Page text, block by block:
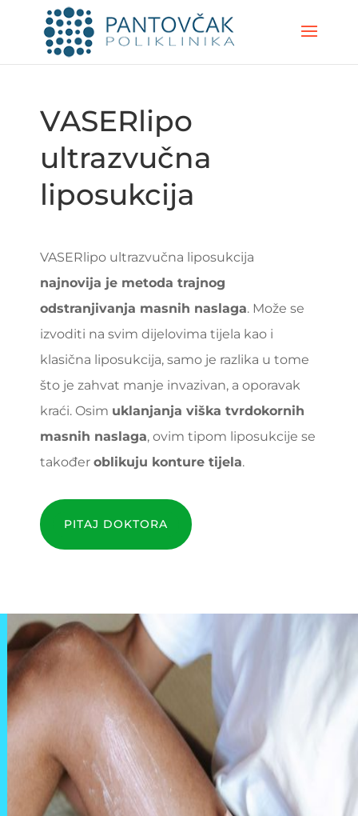
VASERlipo
ultrazvučna
liposukcija
VASERlipo ultrazvučna liposukcija
najnovija je metoda trajnog
odstranjivanja masnih naslaga. Može se
izvoditi na svim dijelovima tijela kao i
klasična liposukcija, samo je razlika u tome
što je zahvat manje invazivan, a oporavak
kraći. Osim uklanjanja viška tvrdokornih
masnih naslaga, ovim tipom liposukcije se
također oblikuju konture tijela.
PITAJ DOKTORA